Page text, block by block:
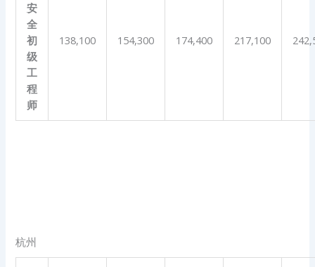
安
全
初
级
工
程
师
138,100 154,300 174,400 217,100
杭州